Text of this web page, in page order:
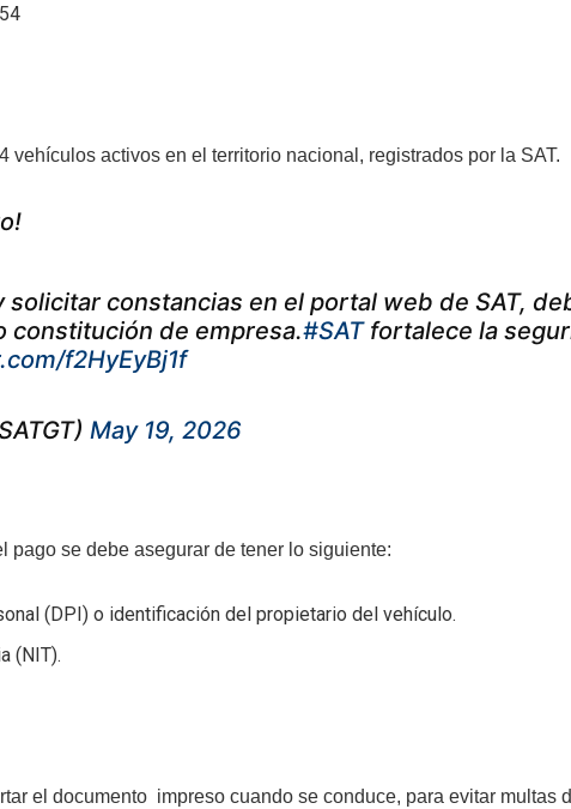
vehículos activos en el territorio nacional, registrados por la SAT.
solicitar constancias en el portal web de SAT,
constitución de empresa.#SATfortalece la
f2HyEyBj1f
May 19, 2026
pago se debe asegurar de tener lo siguiente:
(DPI) o identificación del propietario del vehículo.
(NIT).
el documento impreso cuando se conduce, para evitar multas